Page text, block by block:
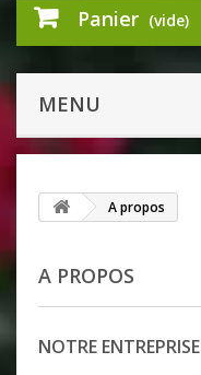
Panier (vide)
MENU
A propos
A PROPOS
NOTRE ENTREPRISE